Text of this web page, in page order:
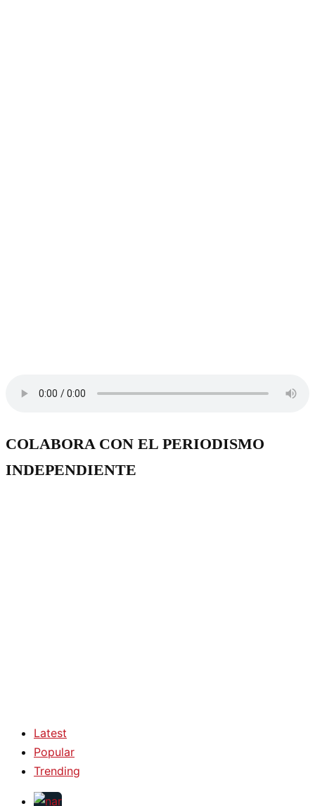
COLABORA CON EL PERIODISMO
INDEPENDIENTE
Latest
Popular
Trending